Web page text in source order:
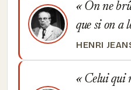
On ne
que si on a
HENRI
Celui qui